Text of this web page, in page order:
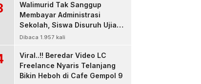
Walimurid Tak Sanggup
Membayar Administrasi
Sekolah, Siswa Disuruh Ujian
di Luar Kelas
Dibaca 1.957 kali
Viral..!! Beredar Video LC
Freelance Nyaris Telanjang
Bikin Heboh di Cafe Gempol 9